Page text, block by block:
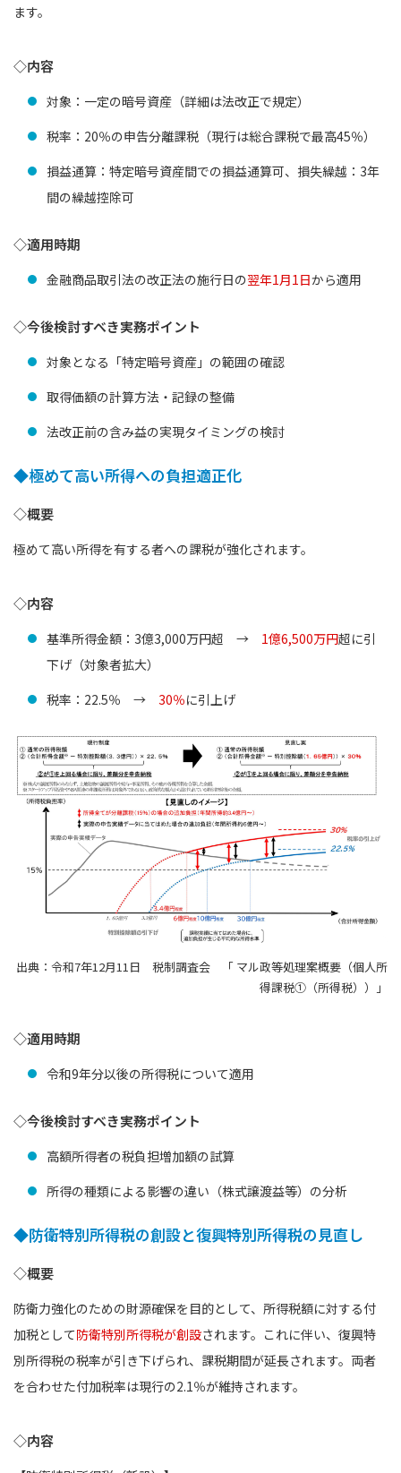
ます。
◇内容
対象：一定の暗号資産（詳細は法改正で規定）
税率：20％の申告分離課税（現行は総合課税で最高45％）
損益通算：特定暗号資産間での損益通算可、損失繰越：3年
間の繰越控除可
◇適用時期
金融商品取引法の改正法の施行日の翌年1月1日から適用
◇今後検討すべき実務ポイント
対象となる「特定暗号資産」の範囲の確認
取得価額の計算方法・記録の整備
法改正前の含み益の実現タイミングの検討
◆極めて高い所得への負担適正化
◇概要
極めて高い所得を有する者への課税が強化されます。
◇内容
基準所得金額：3億3,000万円超 → 1億6,500万円超に引
下げ（対象者拡大）
税率：22.5％ → 30％に引上げ
出典：令和7年12月11日 税制調査会 「 マル政等処理案概要（個人所
得課税①（所得税））」
◇適用時期
令和9年分以後の所得税について適用
◇今後検討すべき実務ポイント
高額所得者の税負担増加額の試算
所得の種類による影響の違い（株式譲渡益等）の分析
◆防衛特別所得税の創設と復興特別所得税の見直し
◇概要
防衛力強化のための財源確保を目的として、所得税額に対する付
加税として防衛特別所得税が創設されます。これに伴い、復興特
別所得税の税率が引き下げられ、課税期間が延長されます。両者
を合わせた付加税率は現行の2.1％が維持されます。
◇内容